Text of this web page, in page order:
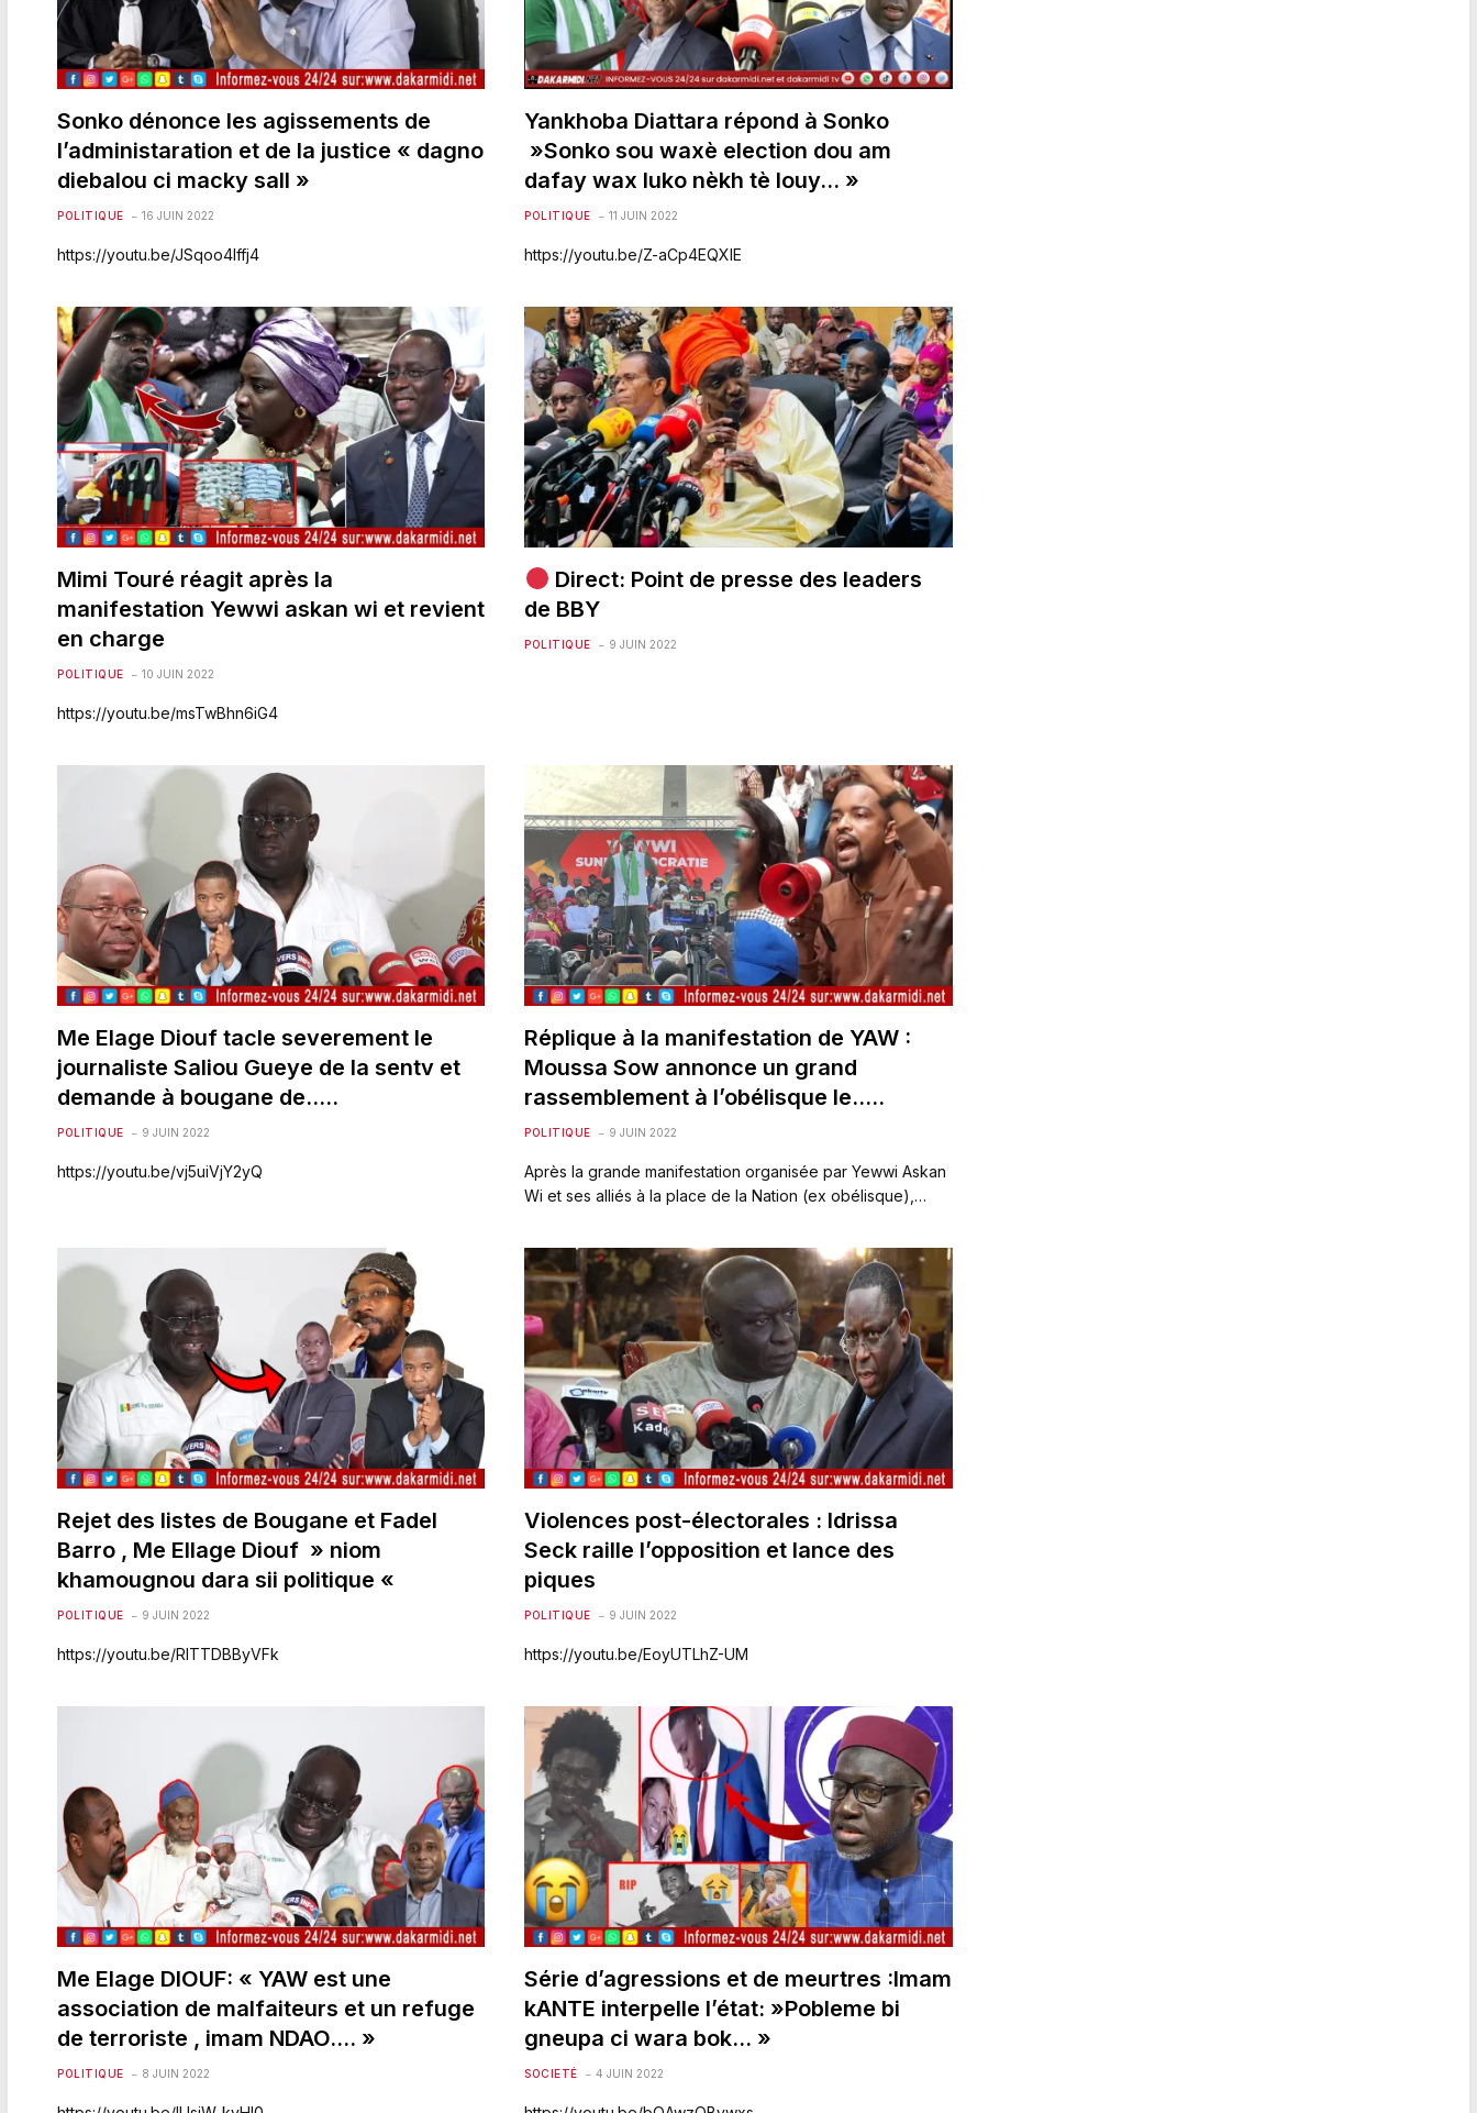
Sonko dénonce les agissements de
l’administaration et de la justice « dagno
diebalou ci macky sall »
POLITIQUE 16 JUIN 2022
https://youtu.be/JSqoo4Iffj4
Yankhoba Diattara répond à Sonko
»Sonko sou waxè election dou am
dafay wax luko nèkh tè louy… »
POLITIQUE 11 JUIN 2022
https://youtu.be/Z-aCp4EQXIE
Mimi Touré réagit après la
manifestation Yewwi askan wi et revient
en charge
POLITIQUE 10 JUIN 2022
https://youtu.be/msTwBhn6iG4
Direct: Point de presse des leaders
de BBY
POLITIQUE 9 JUIN 2022
Me Elage Diouf tacle severement le
journaliste Saliou Gueye de la sentv et
demande à bougane de…..
POLITIQUE 9 JUIN 2022
https://youtu.be/vj5uiVjY2yQ
Réplique à la manifestation de YAW :
Moussa Sow annonce un grand
rassemblement à l’obélisque le…..
POLITIQUE 9 JUIN 2022
Après la grande manifestation organisée par Yewwi Askan
Wi et ses alliés à la place de la Nation (ex obélisque),…
Rejet des listes de Bougane et Fadel
Barro , Me Ellage Diouf » niom
khamougnou dara sii politique «
POLITIQUE 9 JUIN 2022
https://youtu.be/RlTTDBByVFk
Violences post-électorales : Idrissa
Seck raille l’opposition et lance des
piques
POLITIQUE 9 JUIN 2022
https://youtu.be/EoyUTLhZ-UM
Me Elage DIOUF: « YAW est une
association de malfaiteurs et un refuge
de terroriste , imam NDAO…. »
POLITIQUE 8 JUIN 2022
Série d’agressions et de meurtres :Imam
kANTE interpelle l’état: »Pobleme bi
gneupa ci wara bok… »
SOCIETÉ 4 JUIN 2022